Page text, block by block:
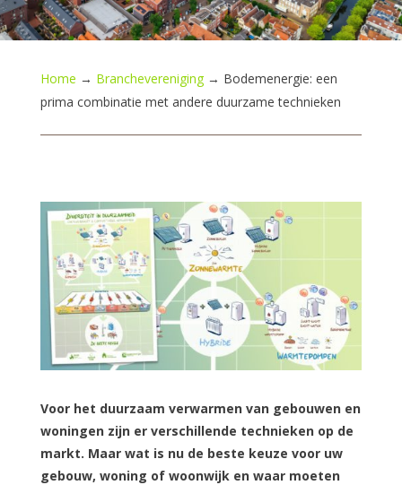
Home → Branchevereniging→ Bodemenergie: een
prima combinatie met andere duurzame technieken
Voor het duurzaam verwarmen van gebouwen en
woningen zijn er verschillende technieken op de
markt. Maar wat is nu de beste keuze voor uw
gebouw, woning of woonwijk en waar moeten